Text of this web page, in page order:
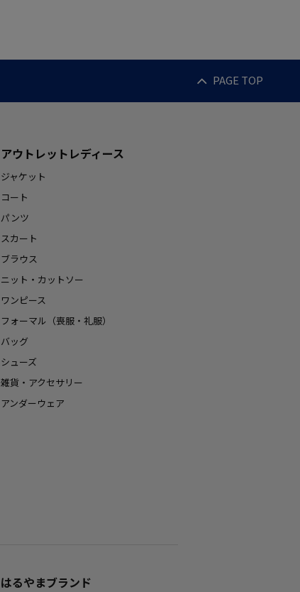
PAGE TOP
アウトレットレディース
ジャケット
コート
パンツ
スカート
ブラウス
ニット・カットソー
ワンピース
フォーマル（喪服・礼服）
バッグ
シューズ
雑貨・アクセサリー
アンダーウェア
はるやまブランド